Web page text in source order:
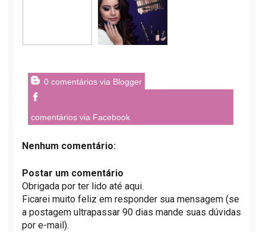
0 comentários via Blogger
comentários via Facebook
Nenhum comentário:
Postar um comentário
Obrigada por ter lido até aqui.
Ficarei muito feliz em responder sua mensagem (se
a postagem ultrapassar 90 dias mande suas dúvidas
por e-mail).